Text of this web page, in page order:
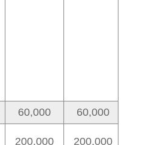
60,000
60,000
200,000 200,000